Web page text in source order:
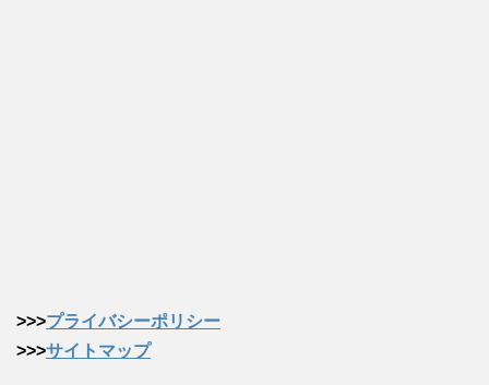
>>>プライバシーポリシー
>>>サイトマップ